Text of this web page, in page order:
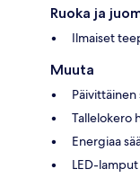
Ruoka ja
Ilmaiset
Muuta
Päivittäinen
Tallelokero
Energiaa
LED-lamput